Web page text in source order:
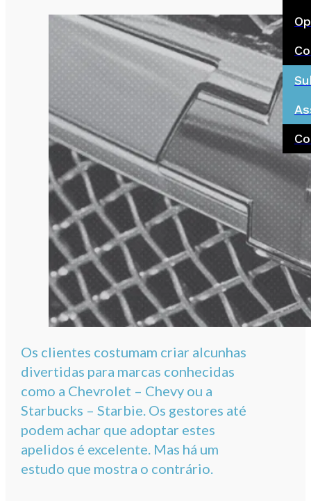
Os clientes costumam criar alcunhas
divertidas para marcas conhecidas
como a Chevrolet – Chevy ou a
Starbucks – Starbie. Os gestores até
podem achar que adoptar estes
apelidos é excelente. Mas há um
estudo que mostra o contrário.